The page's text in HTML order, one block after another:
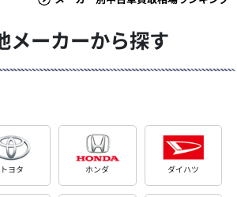
メーカーから探す
トヨタ ホンダ ダイハツ